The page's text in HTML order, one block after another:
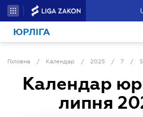
ЮРЛІГА
Головна / Календар / 2025 / 7 / 5
Календар
липня